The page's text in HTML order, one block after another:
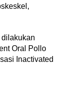
Oral Pollo
Inactivated